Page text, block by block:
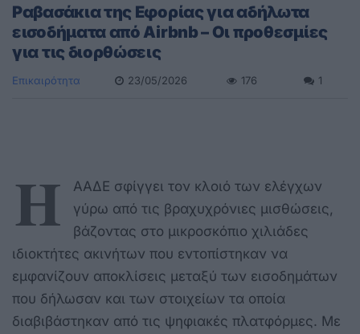
Ραβασάκια της Eφορίας για αδήλωτα
εισοδήματα από Airbnb – Oι προθεσμίες
για τις διορθώσεις
Επικαιρότητα 23/05/2026 176 1
Η
ΑΑΔΕ σφίγγει τον κλοιό των ελέγχων
γύρω από τις βραχυχρόνιες μισθώσεις,
βάζοντας στο μικροσκόπιο χιλιάδες
ιδιοκτήτες ακινήτων που εντοπίστηκαν να
εμφανίζουν αποκλίσεις μεταξύ των εισοδημάτων
που δήλωσαν και των στοιχείων τα οποία
διαβιβάστηκαν από τις ψηφιακές πλατφόρμες. Με